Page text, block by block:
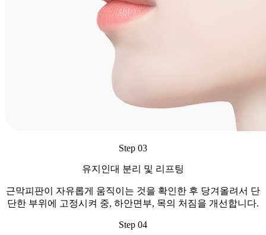
Step 03
유지인대 분리 및 리프팅
근막피판이 자유롭게 움직이는 것을 확인한 후 당겨올려서 단
단한 부위에 고정시켜 중, 하안면부, 목의 처짐을 개선합니다.
Step 04